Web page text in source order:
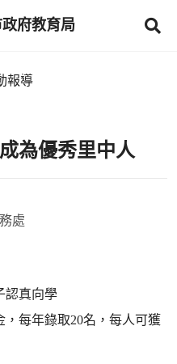
府教育局
報導
為優秀里中人
處
認真向學
每年錄取20名，每人可獲